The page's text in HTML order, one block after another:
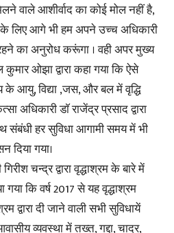
वाले आशीर्वाद का कोई मोल नहीं है,
के लिए आगे भी हम अपने उच्च अधिकारी
का अनुरोध करूंगा । वही अपर मुख्य
ओझा द्वारा कहा गया कि ऐसे
आयु, विद्या ,जस, और बल में वृद्धि
अधिकारी डाॅ राजेंद्र प्रसाद द्वारा
संबंधी हर सुविधा आगामी समय में भी
दिया गया।
चन्द्र द्वारा वृद्धाश्रम के बारे में
कि वर्ष 2017 से यह वृद्धाश्रम
द्वारा दी जाने वाली सभी सुविधायें
व्यवस्था में तख्त, गद्दा, चादर,